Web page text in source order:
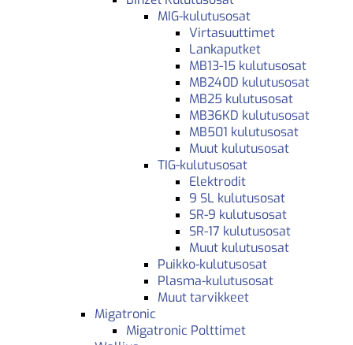
MIG-kulutusosat
Virtasuuttimet
Lankaputket
MB13-15 kulutusosat
MB240D kulutusosat
MB25 kulutusosat
MB36KD kulutusosat
MB501 kulutusosat
Muut kulutusosat
TIG-kulutusosat
Elektrodit
9 SL kulutusosat
SR-9 kulutusosat
SR-17 kulutusosat
Muut kulutusosat
Puikko-kulutusosat
Plasma-kulutusosat
Muut tarvikkeet
Migatronic
Migatronic Polttimet